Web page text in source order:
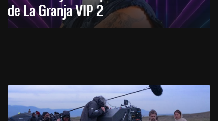
de La Granja VIP 2